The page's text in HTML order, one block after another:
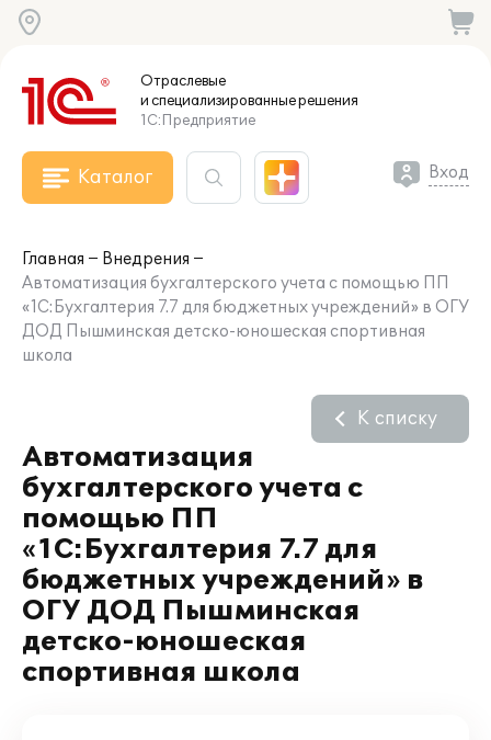
Отраслевые
и специализированныерешения
1С:Предприятие
Каталог Вход
Главная
Внедрения
Автоматизация бухгалтерского учета с помощью ПП
«1С:Бухгалтерия 7.7 для бюджетных учреждений» в ОГУ
ДОД Пышминская детско-юношеская спортивная
школа
Автоматизация
бухгалтерского учета с
помощью ПП
«1С:Бухгалтерия 7.7 для
бюджетных учреждений» в
ОГУ ДОД Пышминская
детско-юношеская
спортивная школа
К списку